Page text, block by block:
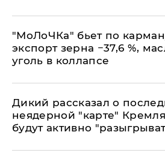
​"МоЛоЧКа" бьет по
экспорт зерна −37,6 %,
уголь в коллапсе
Дикий рассказал о
неядерной "карте"
будут активно